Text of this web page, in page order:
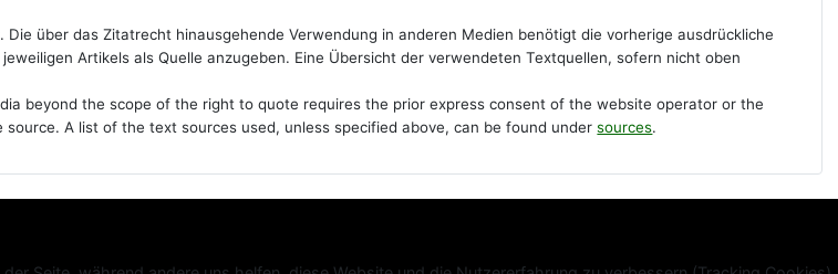
über das Zitatrecht hinausgehende Verwendung in anderen Medien benötigt die vorherige ausdrückliche
Artikels als Quelle anzugeben. Eine Übersicht der verwendeten Textquellen, sofern nicht oben
beyond the scope of the right to quote requires the prior express consent of the website operator or the
A list of the text sources used, unless specified above, can be found undersources.